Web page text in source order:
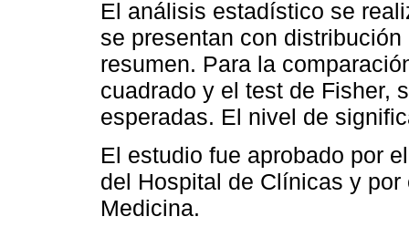
El análisis estadístico se
se presentan con
resumen. Para la
cuadrado y el test de Fisher,
esperadas. El nivel de
El estudio fue aprobado por
del Hospital de Clínicas y
Medicina.